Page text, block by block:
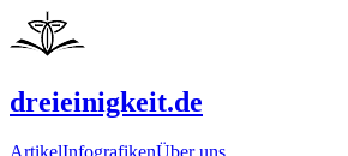
dreieinigkeit.de